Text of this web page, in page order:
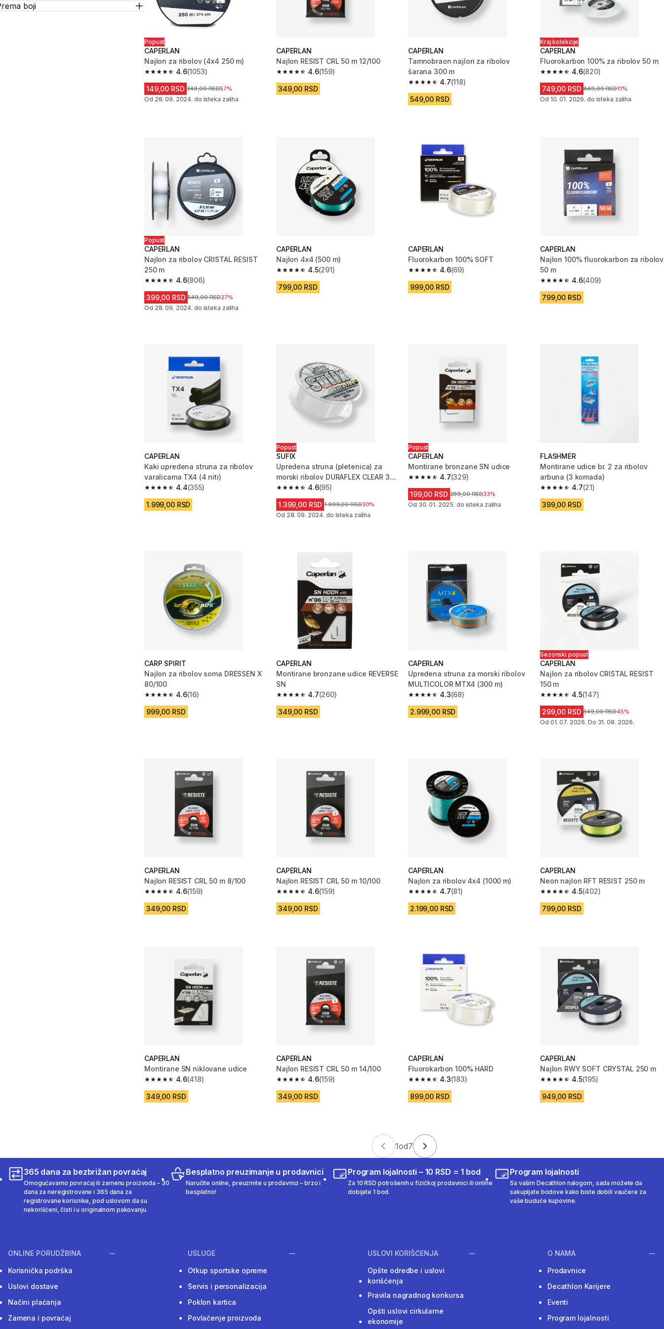
boji
Popust
CAPERLAN
Najlon za ribolov (4x4 250 m)
4.6
4.6 od 5 zvezdica from 1053 Recenzije
(1053)
149,00 RSD Cena pre sniženja
349,00 RSD57%
Od 28. 09. 2024. do isteka zaliha
CAPERLAN
Najlon RESIST CRL 50 m 12/100
4.6
4.6 od 5 zvezdica from 159 Recenzije
(159)
349,00 RSD
CAPERLAN
Tamnobraon najlon za ribolov
šarana 300 m
4.7
4.7 od 5 zvezdica from 118 Recenzije
(118)
549,00 RSD
Kraj kolekcije
CAPERLAN
Fluorokarbon 100% za ribolov 50 m
4.6
4.6 od 5 zvezdica from 820
(820)
749,00 RSD Cena pre sniženja
849,00 RSD11%
Od 10. 01. 2026. do isteka zaliha
Popust
CAPERLAN
Najlon za ribolov CRISTAL RESIST
250 m
4.6
4.6 od 5 zvezdica from 806 Recenzije
(806)
399,00 RSD Cena pre sniženja
549,00 RSD27%
Od 28. 09. 2024. do isteka zaliha
CAPERLAN
Najlon 4x4 (500 m)
4.5
4.5 od 5 zvezdica from 291 Recenzije
(291)
799,00 RSD
CAPERLAN
Fluorokarbon 100% SOFT
4.6
4.6 od 5 zvezdica from 69 Recenzije
(69)
999,00 RSD
CAPERLAN
Najlon 100% fluorokarbon za ribolov
50 m
4.6
4.6 od 5 zvezdica from 409
(409)
799,00 RSD
CAPERLAN
Kaki upredena struna za ribolov
varalicama TX4 (4 niti)
4.4
4.4 od 5 zvezdica from 355 Recenzije
(355)
1.999,00 RSD
Popust
SUFIX
Upredena struna (pletenica) za
morski ribolov DURAFLEX CLEAR 300
m
4.6
4.6 od 5 zvezdica from 95 Recenzije
(95)
1.399,00 RSD Cena pre sniženja
1.999,00 RSD30%
Od 28. 09. 2024. do isteka zaliha
Popust
CAPERLAN
Montirane bronzane SN udice
4.7
4.7 od 5 zvezdica from 329 Recenzije
(329)
199,00 RSD Cena pre sniženja
299,00 RSD33%
Od 30. 01. 2025. do isteka zaliha
FLASHMER
Montirane udice br. 2 za ribolov
arbuna (3 komada)
4.7
4.7 od 5 zvezdica from 21 Recenzije
(21)
399,00 RSD
CARP SPIRIT
Najlon za ribolov soma DRESSEN X
80/100
4.6
4.6 od 5 zvezdica from 16 Recenzije
(16)
999,00 RSD
CAPERLAN
Montirane bronzane udice REVERSE
SN
4.7
4.7 od 5 zvezdica from 260 Recenzije
(260)
349,00 RSD
CAPERLAN
Upredena struna za morski ribolov
MULTICOLOR MTX4 (300 m)
4.3
4.3 od 5 zvezdica from 68 Recenzije
(68)
2.999,00 RSD
Sezonski popust
CAPERLAN
Najlon za ribolov CRISTAL RESIST
150 m
4.5
4.5 od 5 zvezdica from 147
(147)
299,00 RSD Cena pre sniženja
549,00 RSD45%
Od 01. 07. 2026. Do 31. 08. 2026.
CAPERLAN
Najlon RESIST CRL 50 m 8/100
4.6
4.6 od 5 zvezdica from 159 Recenzije
(159)
349,00 RSD
CAPERLAN
Najlon RESIST CRL 50 m 10/100
4.6
4.6 od 5 zvezdica from 159 Recenzije
(159)
349,00 RSD
CAPERLAN
Najlon za ribolov 4x4 (1000 m)
4.7
4.7 od 5 zvezdica from 81 Recenzije
(81)
2.199,00 RSD
CAPERLAN
Neon najlon RFT RESIST 250 m
4.5
4.5 od 5 zvezdica from 402
(402)
799,00 RSD
CAPERLAN
Montirane SN niklovane udice
4.6
4.6 od 5 zvezdica from 418 Recenzije
(418)
349,00 RSD
CAPERLAN
Najlon RESIST CRL 50 m 14/100
4.6
4.6 od 5 zvezdica from 159 Recenzije
(159)
349,00 RSD
CAPERLAN
Fluorokarbon 100% HARD
4.3
4.3 od 5 zvezdica from 183 Recenzije
(183)
899,00 RSD
CAPERLAN
Najlon RWY SOFT CRYSTAL 250 m
4.5
4.5 od 5 zvezdica from 195
(195)
949,00 RSD
1od7
365 dana za bezbrižan povraćaj
Omogućavamo povraćaj ili zamenu proizvoda – 30
dana za neregistrovane i 365 dana za
registrovane korisnike, pod uslovom da su
nekorišćeni, čisti i u originalnom pakovanju.
Besplatno preuzimanje u prodavnici
Naručite online, preuzmite u prodavnici – brzo i
besplatno!
Program lojalnosti – 10 RSD = 1 bod
Za 10 RSD potrošenih u fizičkoj prodavnici ili online
dobijate 1 bod.
Program lojalnosti
Sa vašim Decathlon nalogom, sada možete da
sakupljate bodove kako biste dobili vaučere za
vaše buduće kupovine.
ONLINE PORUDŽBINA
Korisnička podrška
Uslovi dostave
Načini plaćanja
Zamena i povraćaj
USLUGE
Otkup sportske opreme
Servis i personalizacija
Poklon kartica
Povlačenje proizvoda
USLOVI KORIŠĆENJA
Opšte odredbe i uslovi
korišćenja
Pravila nagradnog konkursa
Opšti uslovi cirkularne
ekonomije
O NAMA
Prodavnice
Decathlon Karijere
Eventi
Program lojalnosti